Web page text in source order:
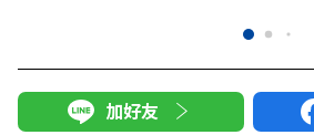
加好友